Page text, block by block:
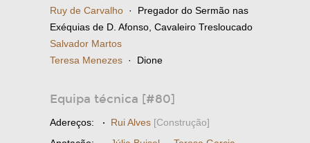
Ruy de Carvalho · Pregador do Sermão nas
Exéquias de D. Afonso, Cavaleiro Tresloucado
Salvador Martos
Teresa Menezes · Dione
Equipa técnica [#80]
Adereços: · Rui Alves [Construção]